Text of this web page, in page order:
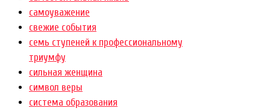
самоуважение
свежие события
семь ступеней к профессиональному
триумфу
сильная женщина
символ веры
система образования